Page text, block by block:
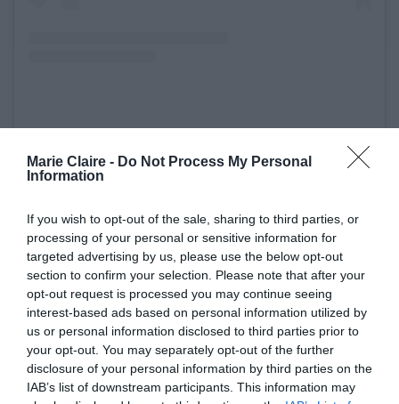
Marie Claire - Do Not Process My Personal
Information
If you wish to opt-out of the sale, sharing to third parties, or
processing of your personal or sensitive information for
targeted advertising by us, please use the below opt-out
section to confirm your selection. Please note that after your
opt-out request is processed you may continue seeing
interest-based ads based on personal information utilized by
us or personal information disclosed to third parties prior to
your opt-out. You may separately opt-out of the further
disclosure of your personal information by third parties on the
IAB’s list of downstream participants. This information may
Η δημοσίευση κοινοποιήθηκε από το χρήστη Feeding America (@feedingamerica)
Heart Association) δήλωσε ότι η τραγουδίστρια
δώρισε 1 εκατομμύριο δολάρια προς τιμήν του
πατέρα της, Scott Swift.
Η τραγουδίστεια είχε μιλήσει προηγουμένως για
την εμπειρία του πατέρα της με καρδιαγγειακά
προβλήματα, κατά την πρώτη της εμφάνιση στο
podcast του αρραβωνιαστικού της, Travis Kelce,